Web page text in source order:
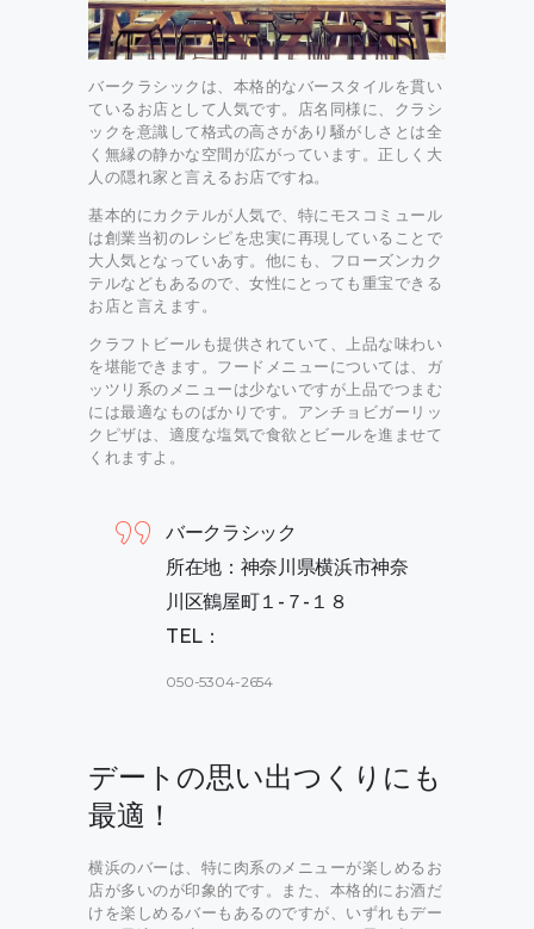
バークラシックは、本格的なバースタイルを貫い
ているお店として人気です。店名同様に、クラシ
ックを意識して格式の高さがあり騒がしさとは全
く無縁の静かな空間が広がっています。正しく大
人の隠れ家と言えるお店ですね。
基本的にカクテルが人気で、特にモスコミュール
は創業当初のレシピを忠実に再現していることで
大人気となっていあす。他にも、フローズンカク
テルなどもあるので、女性にとっても重宝できる
お店と言えます。
クラフトビールも提供されていて、上品な味わい
を堪能できます。フードメニューについては、ガ
ッツリ系のメニューは少ないですが上品でつまむ
には最適なものばかりです。アンチョビガーリッ
クピザは、適度な塩気で食欲とビールを進ませて
くれますよ。
バークラシック
所在地：神奈川県横浜市神奈
川区鶴屋町１-７-１８
TEL：
050-5304-2654
デートの思い出つくりにも
最適！
横浜のバーは、特に肉系のメニューが楽しめるお
店が多いのが印象的です。また、本格的にお酒だ
けを楽しめるバーもあるのですが、いずれもデー